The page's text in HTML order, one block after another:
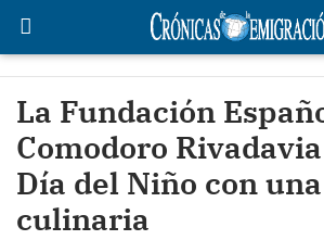
La Fundación
Comodoro
Día del Niño con
culinaria